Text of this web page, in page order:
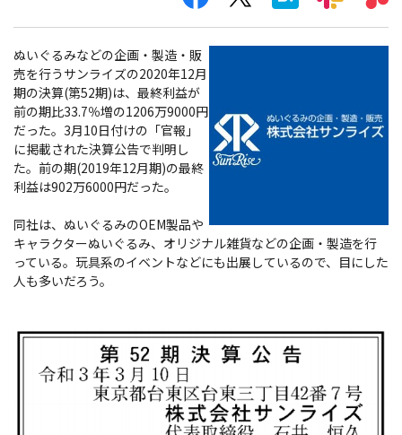
ぬいぐるみなどの企画・製造・販
売を行うサンライズの2020年12月
期の決算(第52期)は、最終利益が
前の期比33.7％増の1206万9000円
だった。3月10日付けの「官報」
に掲載された決算公告で判明し
た。前の期(2019年12月期)の最終
利益は902万6000円だった。
同社は、ぬいぐるみのOEM製品や
キャラクターぬいぐるみ、オリジナル雑貨などの企画・製造を行
っている。玩具系のイベントなどにも出展しているので、目にした
人も多いだろう。